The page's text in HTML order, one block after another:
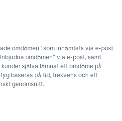
omdömen” som inhämtats via e-post
omdömen” via e-post, samt
själva lämnat ett omdöme på
baseras på tid, frekvens och ett
genomsnitt.